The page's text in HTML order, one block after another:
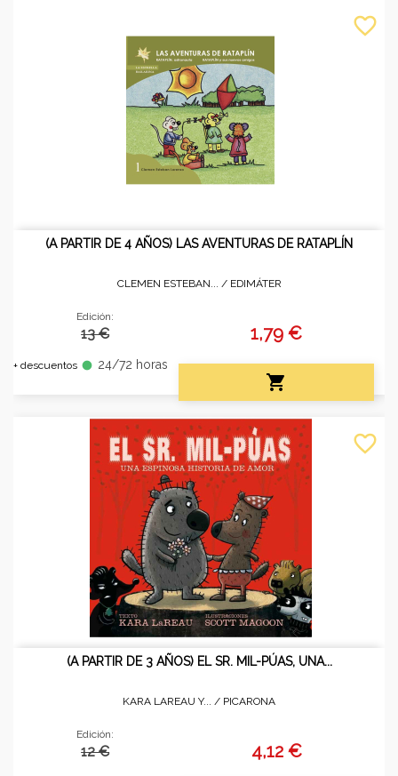
(A PARTIR DE 4 AÑOS) LAS AVENTURAS DE RATAPLÍN
CLEMEN ESTEBAN... / EDIMÁTER
Edición:
13 €
+ descuentos fiber_manual_record 24/72 horas
1,79 €

favorite_border
(A PARTIR DE 3 AÑOS) EL SR. MIL-PÚAS, UNA...
KARA LAREAU Y... / PICARONA
Edición:
12 € 4,12 €
favorite_border